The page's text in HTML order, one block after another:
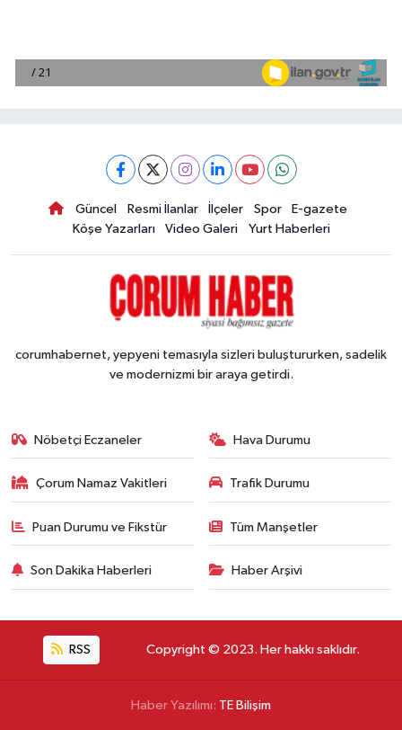
Güncel Resmi İlanlar İlçeler Spor
E-gazete
Köşe Yazarları
Video Galeri Yurt Haberleri
corumhabernet, yepyeni temasıyla sizleri buluştururken, sadelik
ve modernizmi bir araya getirdi.
Nöbetçi Eczaneler Hava Durumu
Çorum Namaz Vakitleri Trafik Durumu
Puan Durumu ve Fikstür Tüm Manşetler
Son Dakika Haberleri Haber Arşivi
RSS Copyright © 2023. Her hakkı saklıdır.
Haber Yazılımı: TE Bilişim